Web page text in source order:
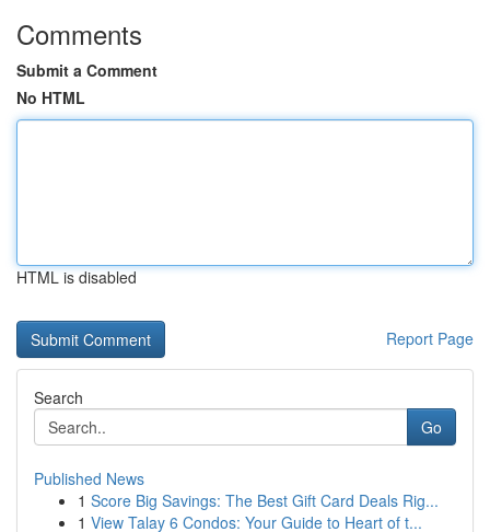
Comments
Submit a Comment
No HTML
HTML is disabled
Report Page
Search
Go
Published News
1 Score Big Savings: The Best Gift Card Deals Rig...
1 View Talay 6 Condos: Your Guide to Heart of t...